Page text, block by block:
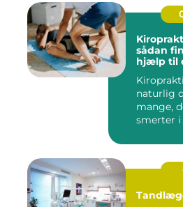
sådan
hjælp til
naturlig
mange,
smerter i